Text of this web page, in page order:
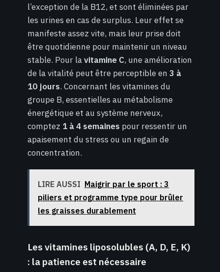
l’exception de la B12, et sont éliminées par
les urines en cas de surplus. Leur effet se
manifeste assez vite, mais leur prise doit
être quotidienne pour maintenir un niveau
stable. Pour lavitamine C, une amélioration
de la vitalité peut être perceptible en 3 à
10 jours. Concernant les vitamines du
groupe B, essentielles au métabolisme
énergétique et au système nerveux,
comptez 1 à 4 semaines pour ressentir un
apaisement du stress ou un regain de
concentration.
LIRE AUSSI Maigrir par le sport : 3
piliers et programme type pour brûler
les graisses durablement
Les vitamines liposolubles (A, D, E, K)
: la patience est nécessaire